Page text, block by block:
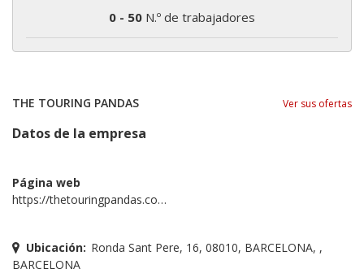
0 - 50 N.º de trabajadores
THE TOURING PANDAS Ver sus ofertas
Datos de la empresa
Página web
https://thetouringpandas.com/en/
Ubicación: Ronda Sant Pere, 16, 08010, BARCELONA, ,
BARCELONA